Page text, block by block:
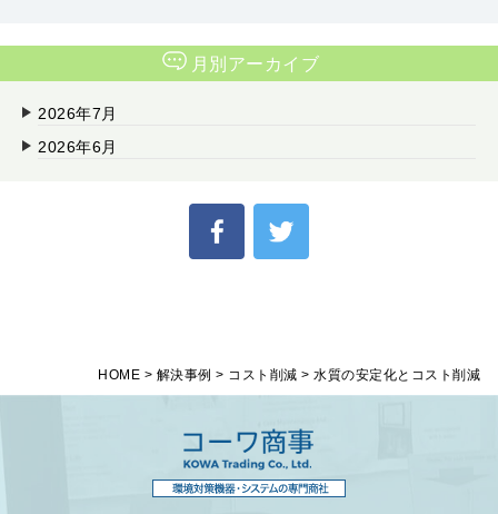
月別アーカイブ
2026年7月
2026年6月
HOME > 解決事例 > コスト削減 > 水質の安定化とコスト削減